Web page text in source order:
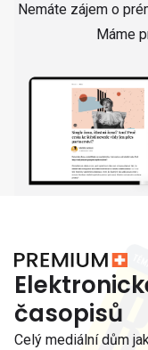
Nemáte zájem o
Máme
časopisů
Celý mediální dům